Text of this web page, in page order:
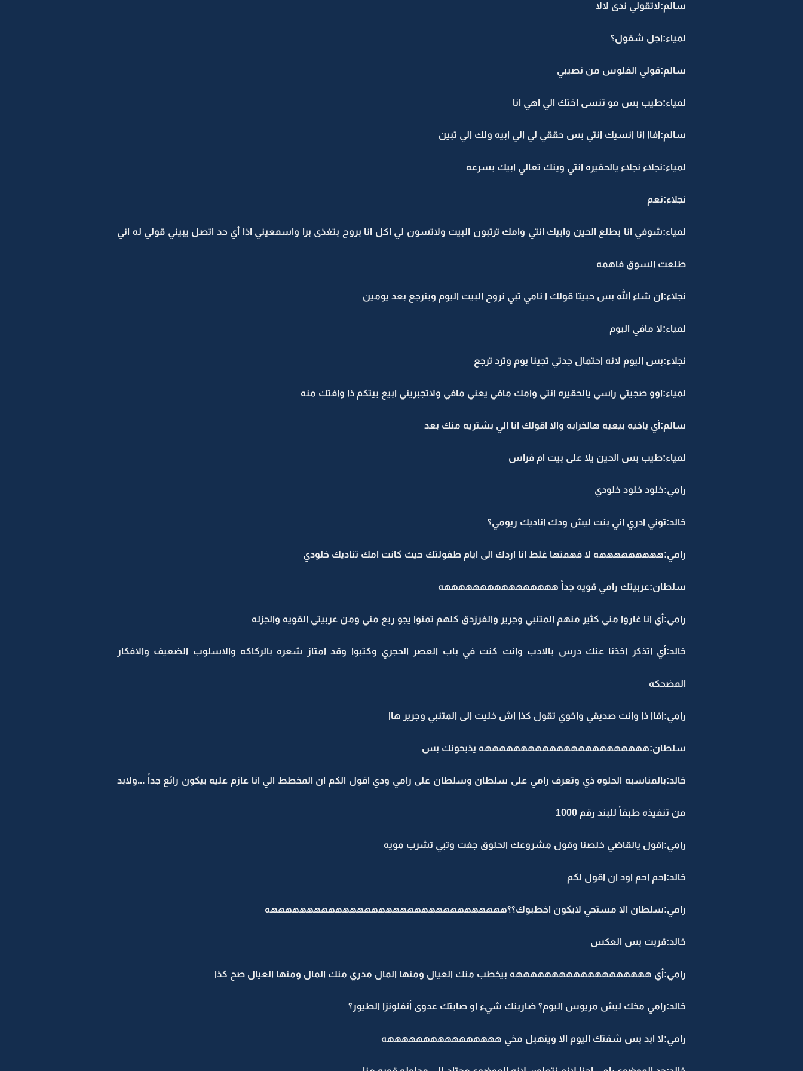
سالم:لاتقولي ندى لالا
لمياء:اجل شقول؟
سالم:قولي الفلوس من نصيبي
لمياء:طيب بس مو تنسى اختك الي اهي انا
سالم:افاا انا انسيك انتي بس حققي لي الي ابيه ولك الي تبين
لمياء:نجلاء نجلاء يالحقيره انتي وينك تعالي ابيك بسرعه
نجلاء:نعم
لمياء:شوفي انا بطلع الحين وابيك انتي وامك ترتبون البيت ولاتسون لي اكل انا بروح بتغذى برا واسمعيني اذا أي حد اتصل يبيني قولي له اني
طلعت السوق فاهمه
نجلاء:ان شاء الله بس حبيتا قولك ا نامي تبي نروح البيت اليوم وبنرجع بعد يومين
لمياء:لا مافي اليوم
نجلاء:بس اليوم لانه احتمال جدتي تجينا يوم وترد ترجع
لمياء:اوو صجيتي راسي يالحقيره انتي وامك مافي يعني مافي ولاتجبريني ابيع بيتكم ذا وافتك منه
سالم:أي ياخيه بيعيه هالخرابه والا اقولك انا الي بشتريه منك بعد
لمياء:طيب بس الحين يلا على بيت ام فراس
رامي:خلود خلود خلودي
خالد:توني ادري اني بنت ليش ودك اناديك ريومي؟
رامي:هههههههههه لا فهمتها غلط انا اردك الى ايام طفولتك حيث كانت امك تناديك خلودي
سلطان:عربيتك رامي قويه جداً ههههههههههههههههه
رامي:أي انا غاروا مني كثير منهم المتنبي وجرير والفرزدق كلهم تمنوا يجو ربع مني ومن عربيتي القويه والجزله
خالد:أي اتذكر اخذنا عنك درس بالادب وانت كنت في باب العصر الحجري وكتبوا وقد امتاز شعره بالركاكه والاسلوب الضعيف والافكار
المضحكه
رامي:افاا ذا وانت صديقي واخوي تقول كذا اش خليت الى المتنبي وجرير هاا
سلطان:هههههههههههههههههههههههه يذبحونك بس
خالد:بالمناسبه الحلوه ذي وتعرف رامي على سلطان وسلطان على رامي ودي اقول الكم ان المخطط الي انا عازم عليه بيكون رائع جداً ...ولابد
من تنفيذه طبقاً للبند رقم 1000
رامي:اقول يالقاضي خلصنا وقول مشروعك الحلوق جفت وتبي تشرب مويه
خالد:احم احم اود ان اقول لكم
رامي:سلطان الا مستحي لايكون اخطبوك؟؟هههههههههههههههههههههههههههههههههه
خالد:قربت بس العكس
رامي:أي هههههههههههههههههههه بيخطب منك العيال ومنها المال مدري منك المال ومنها العيال صح كذا
خالد:رامي مخك ليش مريوس اليوم؟ ضاربنك شيء او صابتك عدوى أنفلونزا الطيور؟
رامي:لا ابد بس شقتك اليوم الا وينهبل مخي ههههههههههههههههه